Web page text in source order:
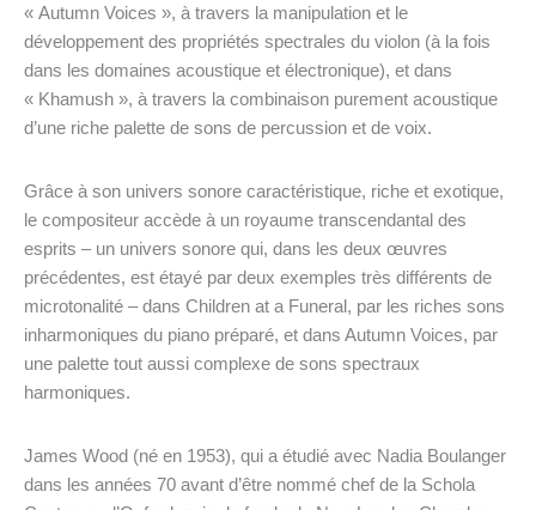
« Autumn Voices », à travers la manipulation et le
développement des propriétés spectrales du violon (à la fois
dans les domaines acoustique et électronique), et dans
« Khamush », à travers la combinaison purement acoustique
d’une riche palette de sons de percussion et de voix.
Grâce à son univers sonore caractéristique, riche et exotique,
le compositeur accède à un royaume transcendantal des
esprits – un univers sonore qui, dans les deux œuvres
précédentes, est étayé par deux exemples très différents de
microtonalité – dans Children at a Funeral, par les riches sons
inharmoniques du piano préparé, et dans Autumn Voices, par
une palette tout aussi complexe de sons spectraux
harmoniques.
James Wood (né en 1953), qui a étudié avec Nadia Boulanger
dans les années 70 avant d’être nommé chef de la Schola